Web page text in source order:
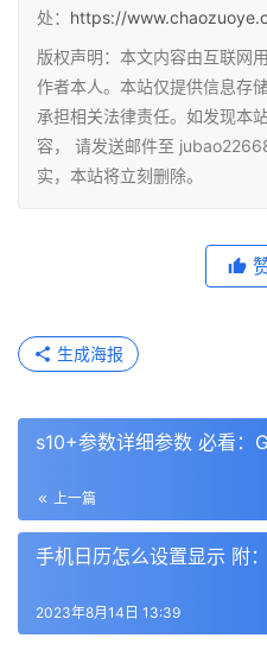
处： https://
版权声明：本文内容由互联网
作者本人。本站仅提供信息存
承担相关法律责任。如发现本
容， 请发送邮件至
实，本站将立刻删除。
生成海报
s10+参数详细参数 必看：
上一篇
手机日历怎么设置显示 附
2023年8月14日 13:39